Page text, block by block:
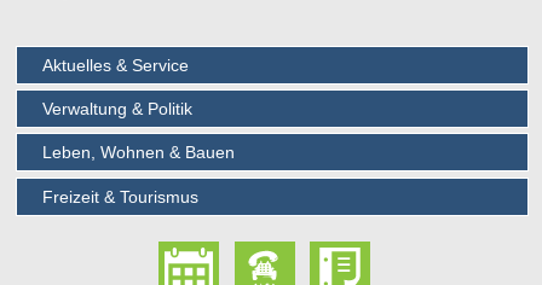
Aktuelles & Service
Verwaltung & Politik
Leben, Wohnen & Bauen
Freizeit & Tourismus